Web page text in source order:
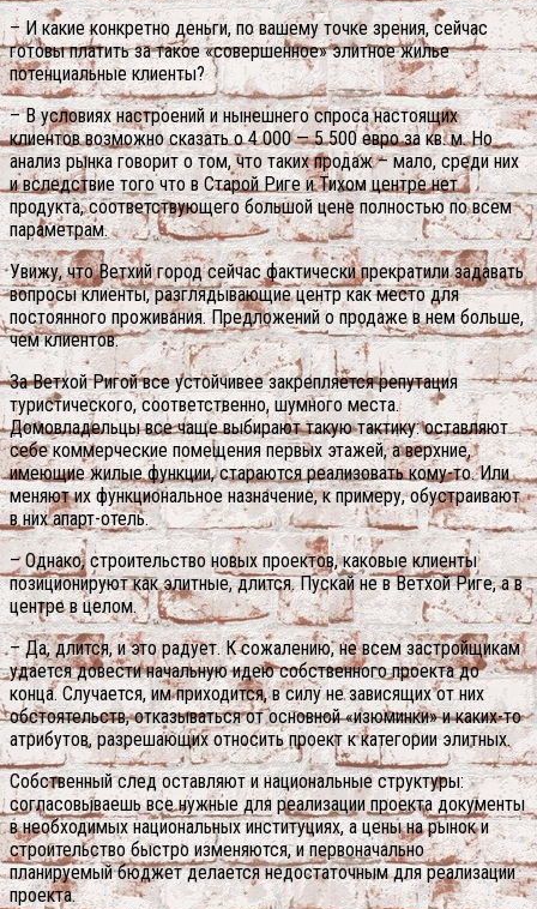
– И какие конкретно деньги, по вашему точке зрения, сейчас
готовы платить за такое «совершенное» элитное жилье
потенциальные клиенты?
– В условиях настроений и нынешнего спроса настоящих
клиентов возможно сказать о 4 000 — 5 500 евро за кв. м. Но
анализ рынка говорит о том, что таких продаж – мало, среди них
и вследствие того что в Старой Риге и Тихом центре нет
продукта, соответствующего большой цене полностью по всем
параметрам.
Увижу, что Ветхий город сейчас фактически прекратили задавать
вопросы клиенты, разглядывающие центр как место для
постоянного проживания. Предложений о продаже в нем больше,
чем клиентов.
За Ветхой Ригой все устойчивее закрепляется репутация
туристического, соответственно, шумного места.
Домовладельцы все чаще выбирают такую тактику: оставляют
себе коммерческие помещения первых этажей, а верхние,
имеющие жилые функции, стараются реализовать кому-то. Или
меняют их функциональное назначение, к примеру, обустраивают
в них апарт-отель.
– Однако, строительство новых проектов, каковые клиенты
позиционируют как элитные, длится. Пускай не в Ветхой Риге, а в
центре в целом.
– Да, длится, и это радует. К сожалению, не всем застройщикам
удается довести начальную идею собственного проекта до
конца. Случается, им приходится, в силу не зависящих от них
обстоятельств, отказываться от основной «изюминки» и каких-то
атрибутов, разрешающих относить проект к категории элитных.
Собственный след оставляют и национальные структуры:
согласовываешь все нужные для реализации проекта документы
в необходимых национальных институциях, а цены на рынок и
строительство быстро изменяются, и первоначально
планируемый бюджет делается недостаточным для реализации
проекта.